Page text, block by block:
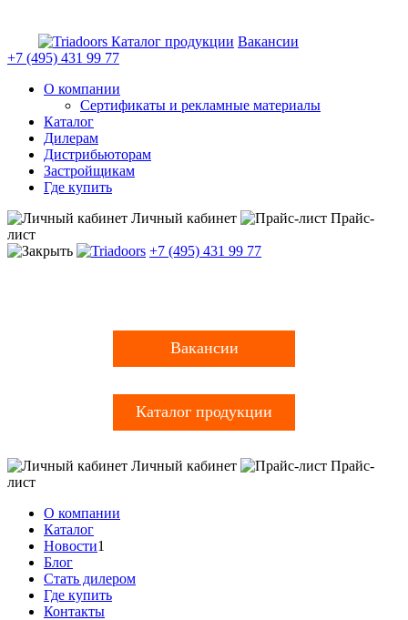
Каталог продукции Вакансии
+7 (495) 431 99 77
О компании
Сертификаты и рекламные материалы
Каталог
Дилерам
Дистрибьюторам
Застройщикам
Где купить
Личный кабинет
Прайс-
лист
+7 (495) 431 99 77
Вакансии
Каталог продукции
Личный кабинет
Прайс-
лист
О компании
Каталог
Новости1
Блог
Стать дилером
Где купить
Контакты